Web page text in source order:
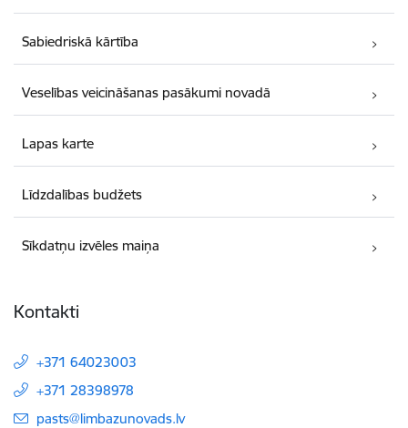
Sabiedriskā kārtība
Veselības veicināšanas pasākumi novadā
Lapas karte
Līdzdalības budžets
Sīkdatņu izvēles maiņa
Kontakti
+371 64023003
+371 28398978
E-pasts:
pasts@limbazunovads.lv